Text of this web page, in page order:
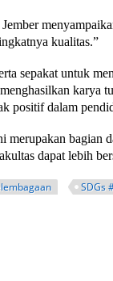
kualitas.”
sepakat untuk
karya
positif dalam
merupakan bagian
dapat lebih
SDGs